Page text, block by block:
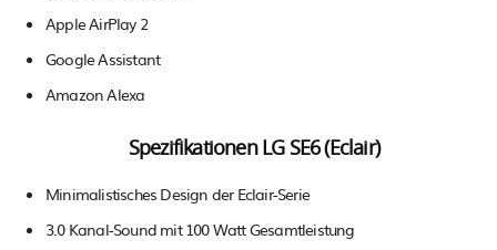
Apple AirPlay 2
Google Assistant
Amazon Alexa
Spezifikationen LG SE6 (Eclair)
Minimalistisches Design der Eclair-Serie
3.0 Kanal-Sound mit 100 Watt Gesamtleistung